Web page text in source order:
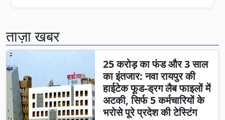
ताज़ा खबर
25 करोड़ का फंड और 3 साल
का इंतजार: नवा रायपुर की
हाईटेक फूड-ड्रग लैब फाइलों में
अटकी, सिर्फ 5 कर्मचारियों के
भरोसे पूरे प्रदेश की टेस्टिंग